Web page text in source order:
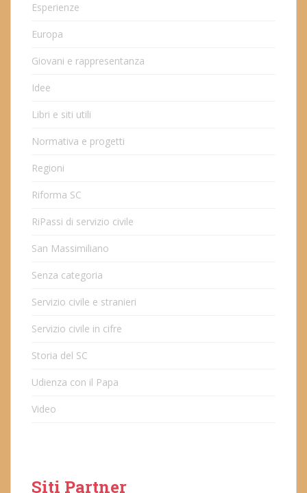
Esperienze
Europa
Giovani e rappresentanza
Idee
Libri e siti utili
Normativa e progetti
Regioni
Riforma SC
RiPassi di servizio civile
San Massimiliano
Senza categoria
Servizio civile e stranieri
Servizio civile in cifre
Storia del SC
Udienza con il Papa
Video
Siti Partner